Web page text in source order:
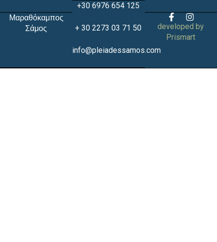
Μαραθόκαμπος
Σάμος
+30 6976 654 125
+ 30 2273 03 71 50
info@pleiadessamos.com
developed by
Prismart